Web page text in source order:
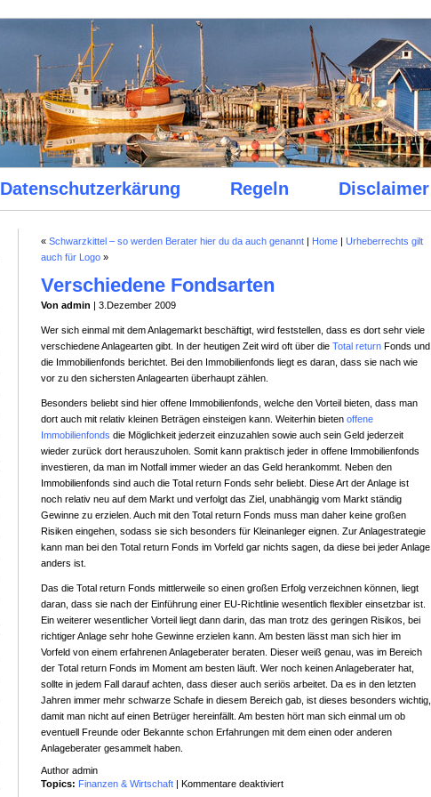
Datenschutzerkärung Regeln Disclaimer
« Schwarzkittel – so werden Berater hier du da auch genannt | Home | Urheberrechts gilt
auch für Logo »
Verschiedene Fondsarten
Von admin | 3.Dezember 2009
Wer sich einmal mit dem Anlagemarkt beschäftigt, wird feststellen, dass es dort sehr viele
verschiedene Anlagearten gibt. In der heutigen Zeit wird oft über die Total return Fonds und
die Immobilienfonds berichtet. Bei den Immobilienfonds liegt es daran, dass sie nach wie
vor zu den sichersten Anlagearten überhaupt zählen.
Besonders beliebt sind hier offene Immobilienfonds, welche den Vorteil bieten, dass man
dort auch mit relativ kleinen Beträgen einsteigen kann. Weiterhin bieten offene
Immobilienfonds die Möglichkeit jederzeit einzuzahlen sowie auch sein Geld jederzeit
wieder zurück dort herauszuholen. Somit kann praktisch jeder in offene Immobilienfonds
investieren, da man im Notfall immer wieder an das Geld herankommt. Neben den
Immobilienfonds sind auch die Total return Fonds sehr beliebt. Diese Art der Anlage ist
noch relativ neu auf dem Markt und verfolgt das Ziel, unabhängig vom Markt ständig
Gewinne zu erzielen. Auch mit den Total return Fonds muss man daher keine großen
Risiken eingehen, sodass sie sich besonders für Kleinanleger eignen. Zur Anlagestrategie
kann man bei den Total return Fonds im Vorfeld gar nichts sagen, da diese bei jeder Anlage
anders ist.
Das die Total return Fonds mittlerweile so einen großen Erfolg verzeichnen können, liegt
daran, dass sie nach der Einführung einer EU-Richtlinie wesentlich flexibler einsetzbar ist.
Ein weiterer wesentlicher Vorteil liegt dann darin, das man trotz des geringen Risikos, bei
richtiger Anlage sehr hohe Gewinne erzielen kann. Am besten lässt man sich hier im
Vorfeld von einem erfahrenen Anlageberater beraten. Dieser weiß genau, was im Bereich
der Total return Fonds im Moment am besten läuft. Wer noch keinen Anlageberater hat,
sollte in jedem Fall darauf achten, dass dieser auch seriös arbeitet. Da es in den letzten
Jahren immer mehr schwarze Schafe in diesem Bereich gab, ist dieses besonders wichtig,
damit man nicht auf einen Betrüger hereinfällt. Am besten hört man sich einmal um ob
eventuell Freunde oder Bekannte schon Erfahrungen mit dem einen oder anderen
Anlageberater gesammelt haben.
Author admin
Topics: Finanzen & Wirtschaft | Kommentare deaktiviertfür